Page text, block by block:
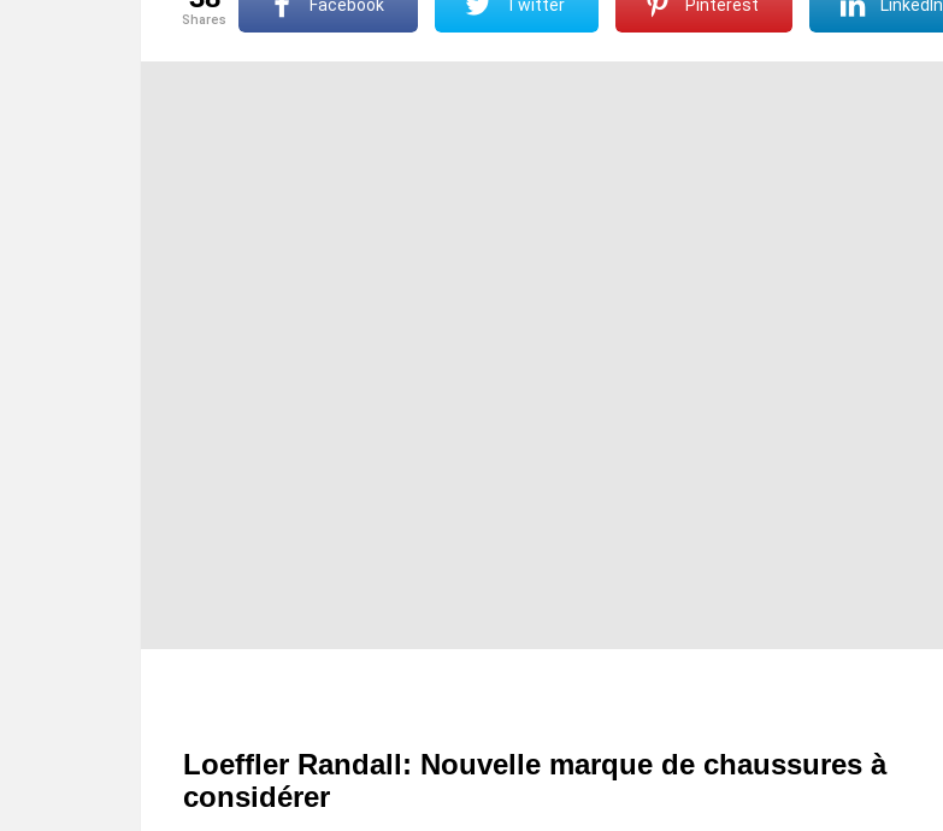
shares
Facebook Twitter Pinterest LinkedIn
Loeffler Randall: Nouvelle marque de chaussures à
considérer